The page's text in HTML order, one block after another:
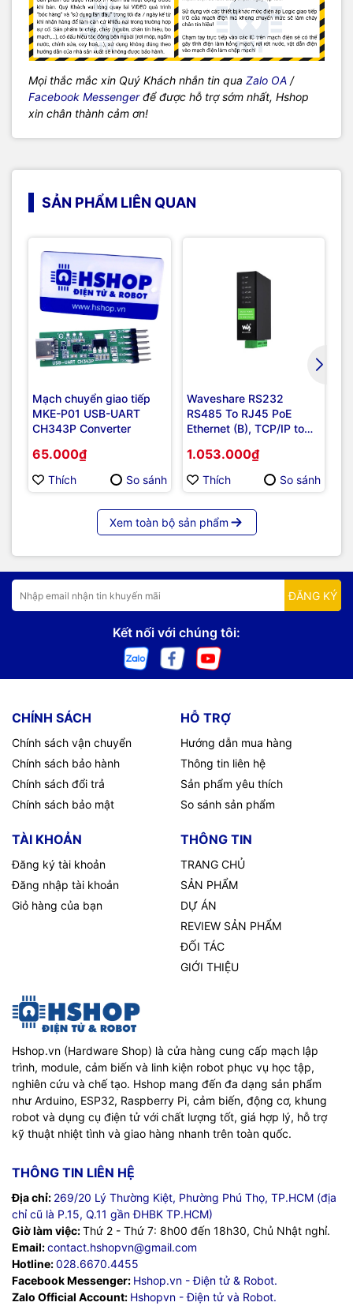
Mọi thắc mắc xin Quý Khách nhắn tin qua Zalo OA /
Facebook Messengerđể được hỗ trợ sớm nhất, Hshop
xin chân thành cảm ơn!
SẢN PHẨM LIÊN QUAN
Mạch chuyển giao tiếp
MKE-P01 USB-UART
CH343P Converter
65.000₫
Thích So sánh
Waveshare RS232
RS485 To RJ45 PoE
Ethernet (B), TCP/IP to
Dual Channels, Dual
Ethernet Ports
1.053.000₫
Thích So sánh
Xem toàn bộ sản phẩm
ĐĂNG KÝ
Kết nối với chúng tôi:
CHÍNH SÁCH
Chính sách vận chuyển
Chính sách bảo hành
Chính sách đổi trả
Chính sách bảo mật
HỖ TRỢ
Hướng dẫn mua hàng
Thông tin liên hệ
Sản phẩm yêu thích
So sánh sản phẩm
TÀI KHOẢN
Đăng ký tài khoản
Đăng nhập tài khoản
Giỏ hàng của bạn
THÔNG TIN
TRANG CHỦ
SẢN PHẨM
DỰ ÁN
REVIEW SẢN PHẨM
ĐỐI TÁC
GIỚI THIỆU
Hshop.vn (Hardware Shop) là cửa hàng cung cấp mạch lập
trình, module, cảm biến và linh kiện robot phục vụ học tập,
nghiên cứu và chế tạo. Hshop mang đến đa dạng sản phẩm
như Arduino, ESP32, Raspberry Pi, cảm biến, động cơ, khung
robot và dụng cụ điện tử với chất lượng tốt, giá hợp lý, hỗ trợ
kỹ thuật nhiệt tình và giao hàng nhanh trên toàn quốc.
THÔNG TIN LIÊN HỆ
Địa chỉ: 269/20 Lý Thường Kiệt, Phường Phú Thọ, TP.HCM (địa
chỉ cũ là P.15, Q.11 gần ĐHBK TP.HCM)
Giờ làm việc:Thứ 2 - Thứ 7: 8h00 đến 18h30, Chủ Nhật nghỉ.
Email:contact.hshopvn@gmail.com
Hotline:028.6670.4455
Facebook Messenger: Hshop.vn - Điện tử & Robot.
Zalo Official Account: Hshopvn - Điện tử và Robot.